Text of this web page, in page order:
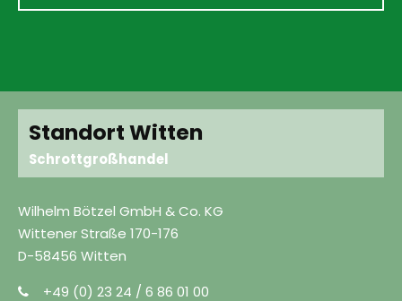
Standort Witten
Schrottgroßhandel
Wilhelm Bötzel GmbH & Co. KG
Wittener Straße 170-176
D-58456 Witten
+49 (0) 23 24 / 6 86 01 00